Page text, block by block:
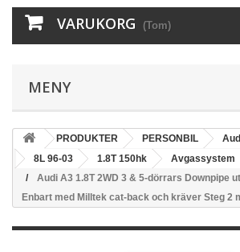
VARUKORG (Tom)
MENY
PRODUKTER PERSONBIL
8L 96-03
1.8T 150hk
Avgassystem
Audi A3 1.8T 2WD 3 & 5-dörrars Downpipe
Enbart med Milltek cat-back och kräver Steg 2